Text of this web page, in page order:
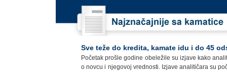
Sve teže do kredita, kamate idu i do 45
Početak prošle godine obeležile su izjave kako
o novcu i njegovoj vrednosti. Izjave analitičara su